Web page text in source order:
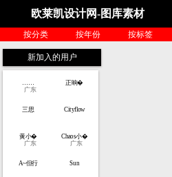
欧莱凯设计网-图库素材
按分类 按年份 按标签
新加入的用户
广东
正晌�
三思 Cityflow
黄小�
广东
Chaos小�
广东
A~但行 Sun